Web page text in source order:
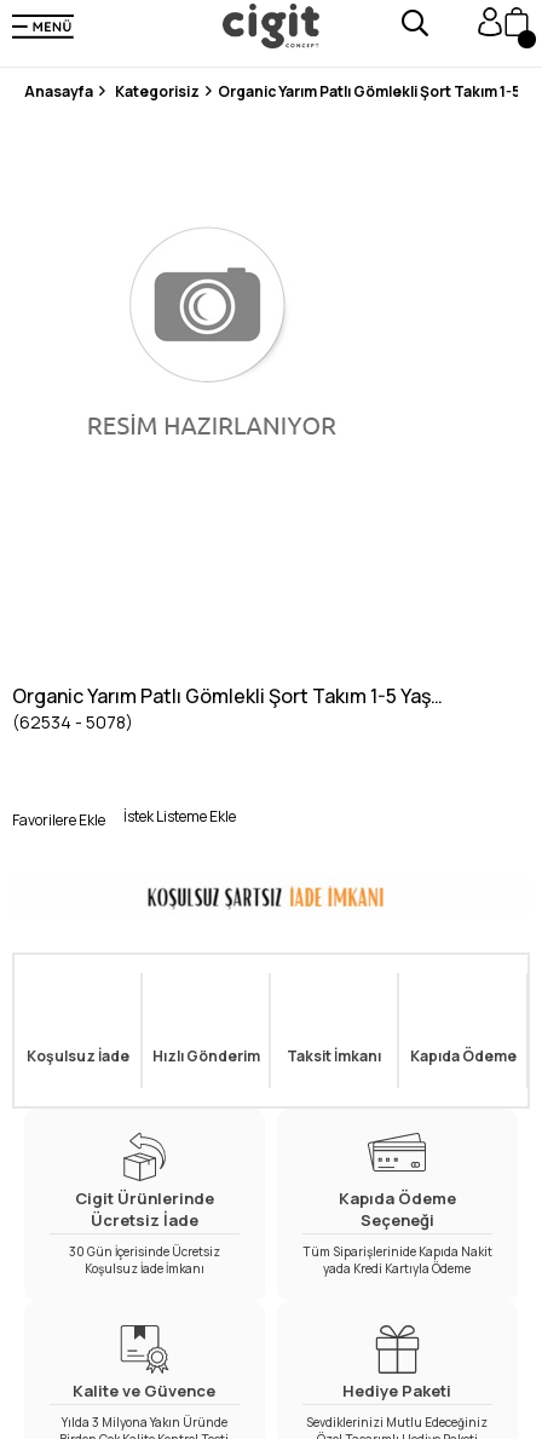
250.000'DEN FAZLA DEĞERLENDİRMEDE 5 ÜZERİNDEN 4.8 PUAN ALDI ⭐⭐⭐⭐⭐
3 MİLYONDAN FAZLA MUTLU MÜŞTERİ ❤️ 10 MİLYON ÜRÜN
Anasayfa Kategorisiz Organic Yarım Patlı Gömlekli Şort Takım 1-5
Organic Yarım Patlı Gömlekli Şort Takım 1-5 Yaş
KREM
(62534 - 5078)
Favorilere Ekle İstek Listeme Ekle
Koşulsuz İade Hızlı Gönderim Taksit İmkanı Kapıda Ödeme
Cigit Ürünlerinde
Ücretsiz İade
30 Gün İçerisinde Ücretsiz
Koşulsuz İade İmkanı
Kapıda Ödeme
Seçeneği
Tüm Siparişlerinide Kapıda Nakit
yada Kredi Kartıyla Ödeme
Kalite ve Güvence
Yılda 3 Milyona Yakın Üründe
Hediye Paketi
Sevdiklerinizi Mutlu Edeceğiniz